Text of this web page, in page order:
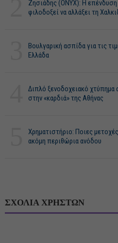
Ζησιάδης (ONYX): Η
φιλοδοξεί να αλλάξει τη
Βουλγαρική ασπίδα για τις
Ελλάδα
Διπλό ξενοδοχειακό χτύπημα
στην «καρδιά» της Αθήνας
Χρηματιστήριο: Ποιες
ακόμη περιθώρια ανόδου
ΣΧΟΛΙΑ ΧΡΗΣΤΩΝ